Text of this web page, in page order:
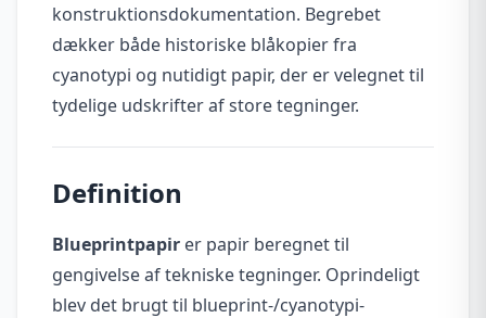
konstruktionsdokumentation. Begrebet
dækker både historiske blåkopier fra
cyanotypi og nutidigt papir, der er velegnet til
tydelige udskrifter af store tegninger.
Definition
Blueprintpapir er papir beregnet til
gengivelse af tekniske tegninger. Oprindeligt
blev det brugt til blueprint-/cyanotypi-